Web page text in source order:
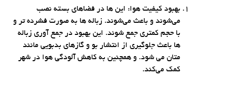
بهبود کیفیت هوا: این ها در فضاهای بسته نصب
می‌شوند و باعث می‌شوند. زباله ها به صورت فشرده تر و
با حجم کمتری جمع شوند. این بهبود در جمع آوری زباله
ها باعث جلوگیری از انتشار بو و گازهای بدبویی مانند
متان می شود. و همچنین به کاهش آلودگی هوا در شهر
کمک می‌کند.